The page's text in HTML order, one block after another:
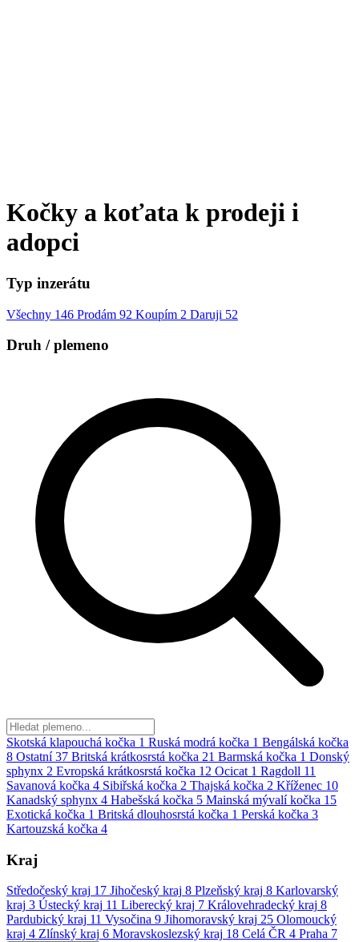
Kočky a koťata k prodeji i
adopci
Typ inzerátu
Všechny 146 Prodám 92 Koupím 2 Daruji 52
Druh / plemeno
Skotská klapouchá kočka 1 Ruská modrá kočka 1 Bengálská kočka
8 Ostatní 37 Britská krátkosrstá kočka 21 Barmská kočka 1 Donský
sphynx 2 Evropská krátkosrstá kočka 12 Ocicat 1 Ragdoll 11
Savanová kočka 4 Sibiřská kočka 2 Thajská kočka 2 Kříženec 10
Kanadský sphynx 4 Habešská kočka 5 Mainská mývalí kočka 15
Exotická kočka 1 Britská dlouhosrstá kočka 1 Perská kočka 3
Kartouzská kočka 4
Kraj
Středočeský kraj 17 Jihočeský kraj 8 Plzeňský kraj 8 Karlovarský
kraj 3 Ústecký kraj 11 Liberecký kraj 7 Královehradecký kraj 8
Pardubický kraj 11 Vysočina 9 Jihomoravský kraj 25 Olomoucký
kraj 4 Zlínský kraj 6 Moravskoslezský kraj 18 Celá ČR 4 Praha 7